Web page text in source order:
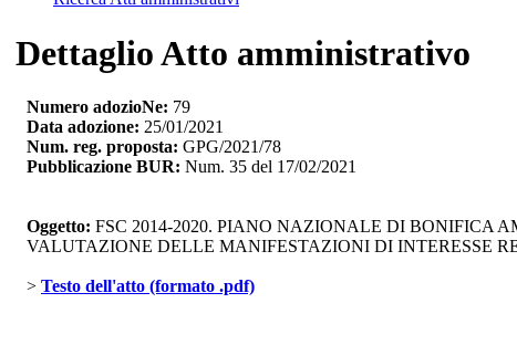
Dettaglio Atto amministrativo
Numero adozioNe: 79
Data adozione: 25/01/2021
Num. reg. proposta: GPG/2021/78
Pubblicazione BUR: Num. 35 del 17/02/2021
Oggetto: FSC 2014-2020. PIANO NAZIONALE DI BONIFICA
VALUTAZIONE DELLE MANIFESTAZIONI DI INTERESSE
> Testo dell'atto (formato .pdf)